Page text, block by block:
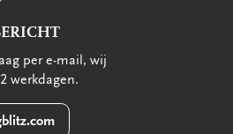
per e-mail, wij
werkdagen.